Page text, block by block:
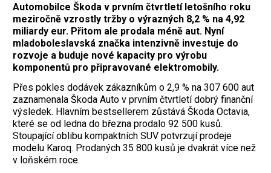
Automobilce Škoda v prvním čtvrtletí letošního roku
meziročně vzrostly tržby o výrazných 8,2 % na 4,92
miliardy eur. Přitom ale prodala méně aut. Nyní
mladoboleslavská značka intenzivně investuje do
rozvoje a buduje nové kapacity pro výrobu
komponentů pro připravované elektromobily.
Přes pokles dodávek zákazníkům o 2,9 % na 307 600 aut
zaznamenala Škoda Auto v prvním čtvrtletí dobrý finanční
výsledek. Hlavním bestsellerem zůstává Škoda Octavia,
které se od ledna do března prodalo 92 500 kusů.
Stoupající oblibu kompaktních SUV potvrzují prodeje
modelu Karoq. Prodaných 35 800 kusů je dvakrát více než
v loňském roce.